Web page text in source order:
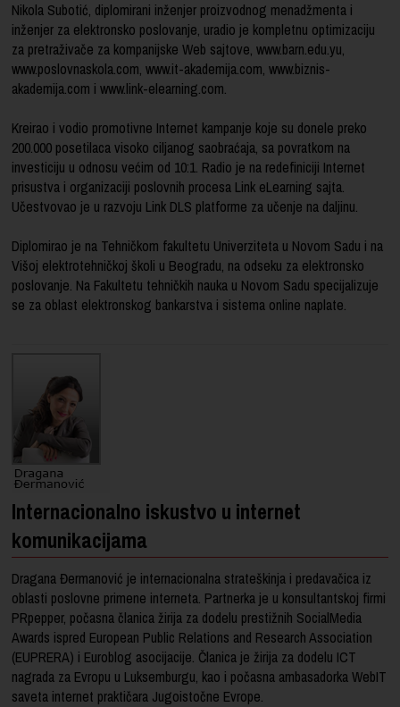
Nikola Subotić, diplomirani inženjer proizvodnog menadžmenta i
inženjer za elektronsko poslovanje, uradio je kompletnu optimizaciju
za pretraživače za kompanijske Web sajtove, www.barn.edu.yu,
www.poslovnaskola.com, www.it-akademija.com, www.biznis-
akademija.com i www.link-elearning.com.
Kreirao i vodio promotivne Internet kampanje koje su donele preko
200.000 posetilaca visoko ciljanog saobraćaja, sa povratkom na
investiciju u odnosu većim od 10:1. Radio je na redefiniciji Internet
prisustva i organizaciji poslovnih procesa Link eLearning sajta.
Učestvovao je u razvoju Link DLS platforme za učenje na daljinu.
Diplomirao je na Tehničkom fakultetu Univerziteta u Novom Sadu i na
Višoj elektrotehničkoj školi u Beogradu, na odseku za elektronsko
poslovanje. Na Fakultetu tehničkih nauka u Novom Sadu specijalizuje
se za oblast elektronskog bankarstva i sistema online naplate.
Internacionalno iskustvo u internet
komunikacijama
Dragana Đermanović je internacionalna strateškinja i predavačica iz
oblasti poslovne primene interneta. Partnerka je u konsultantskoj firmi
PRpepper, počasna članica žirija za dodelu prestižnih SocialMedia
Awards ispred European Public Relations and Research Association
(EUPRERA) i Euroblog asocijacije. Članica je žirija za dodelu ICT
nagrada za Evropu u Luksemburgu, kao i počasna ambasadorka WebIT
saveta internet praktičara Jugoistočne Evrope.